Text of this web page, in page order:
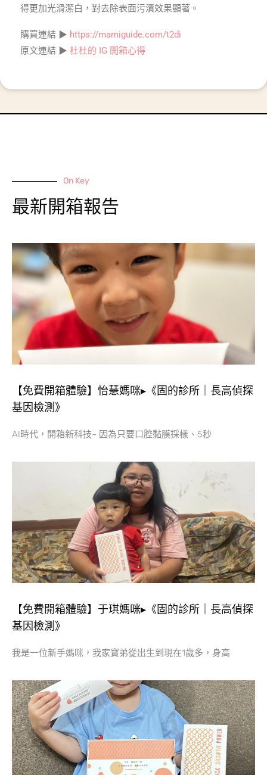
得更加光滑潔白，對去除表面污漬效果顯著。
購買連結 ▶ https://mamiguide.com/t2di
原文連結 ▶ 杜杜的 IG 開箱心得
On Key
最新開箱報告
【免費開箱體驗】怡慧媽咪▸《固的診所｜長高偵探
基因檢測》
AI時代，開箱新科技~ 因為只要口腔黏膜採樣、5秒
【免費開箱體驗】于琪媽咪▸《固的診所｜長高偵探
基因檢測》
我是一位新手媽咪，我家寶弟從出生到現在1歲多，身高